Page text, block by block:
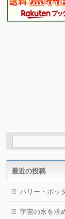
最近の投稿
ハリー・ポッ
宇宙の水を求